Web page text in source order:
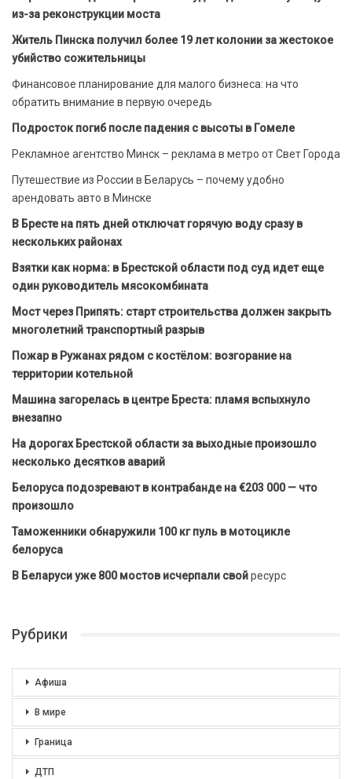
из-за реконструкции моста
Житель Пинска получил более 19 лет колонии за жестокое
убийство сожительницы
Финансовое планирование для малого бизнеса: на что
обратить внимание в первую очередь
Подросток погиб после падения с высоты в Гомеле
Рекламное агентство Минск – реклама в метро от Свет Города
Путешествие из России в Беларусь – почему удобно
арендовать авто в Минске
В Бресте на пять дней отключат горячую воду сразу в
нескольких районах
Взятки как норма: в Брестской области под суд идет еще
один руководитель мясокомбината
Мост через Припять: старт строительства должен закрыть
многолетний транспортный разрыв
Пожар в Ружанах рядом с костёлом: возгорание на
территории котельной
Машина загорелась в центре Бреста: пламя вспыхнуло
внезапно
На дорогах Брестской области за выходные произошло
несколько десятков аварий
Белоруса подозревают в контрабанде на €203 000 — что
произошло
Таможенники обнаружили 100 кг пуль в мотоцикле
белоруса
В Беларуси уже 800 мостов исчерпали свойресурс
Рубрики
Афиша
В мире
Граница
ДТП